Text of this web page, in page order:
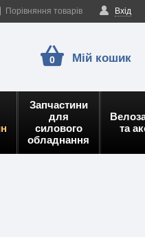
Вхід
Порівняння товарів
0 Мій кошик
Запчастини
для
силового
обладнання
та